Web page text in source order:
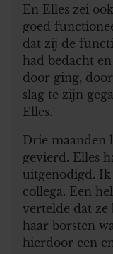
En Elles zei
goed
dat zij de
had bedacht
door ging,
slag te zijn
Elles.
Drie maanden
gevierd. Elles
uitgenodigd. Ik
collega. Een
vertelde dat ze
haar borsten
hierdoor een